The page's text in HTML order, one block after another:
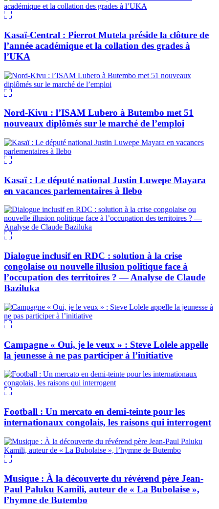
Kasaï-Central : Pierrot Mutela préside la clôture de
l’année académique et la collation des grades à
l’UKA
Nord-Kivu : l’ISAM Lubero à Butembo met 51
nouveaux diplômés sur le marché de l’emploi
Kasaï : Le député national Justin Luwepe Mayara
en vacances parlementaires à Ilebo
Dialogue inclusif en RDC : solution à la crise
congolaise ou nouvelle illusion politique face à
l’occupation des territoires ? — Analyse de Claude
Baziluka
Campagne « Oui, je le veux » : Steve Lolele appelle
la jeunesse à ne pas participer à l’initiative
Football : Un mercato en demi-teinte pour les
internationaux congolais, les raisons qui interrogent
Musique : À la découverte du révérend père Jean-
Paul Paluku Kamili, auteur de « La Bubolaise »,
l’hymne de Butembo